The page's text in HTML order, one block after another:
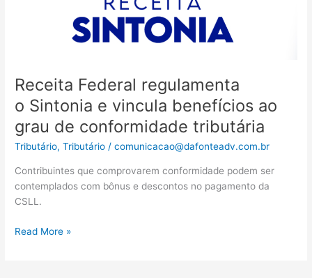
Receita Federal regulamenta
o Sintonia e vincula benefícios ao
grau de conformidade tributária
Tributário,Tributário /comunicacao@dafonteadv.com.br
Contribuintes que comprovarem conformidade podem ser
contemplados com bônus e descontos no pagamento da
CSLL.
conformidade
Read More »